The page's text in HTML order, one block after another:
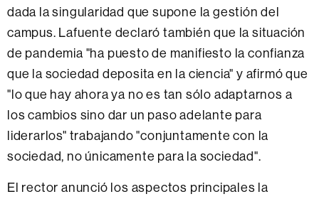
dada la singularidad que supone la gestión del
campus. Lafuente declaró también que la situación
de pandemia "ha puesto de manifiesto la confianza
que la sociedad deposita en la ciencia" y afirmó que
"lo que hay ahora ya no es tan sólo adaptarnos a
los cambios sino dar un paso adelante para
liderarlos" trabajando "conjuntamente con la
sociedad, no únicamente para la sociedad".
El rector anunció los aspectos principales la